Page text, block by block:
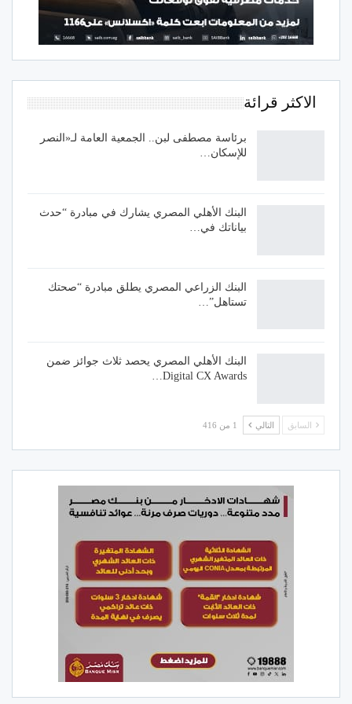
الاكثر قرائة
برئاسة مصطفى لبن.. الجمعية العامة لـ«النصر
للإسكان…
البنك الأهلي المصري يشارك في مبادرة “حدث
بياناتك في…
البنك الزراعي المصري يطلق مبادرة “صحتك
تستاهل”…
البنك الأهلي المصري يحصد ثلاث جوائز ضمن
Digital CX Awards…
السابق التالي 1 من 416